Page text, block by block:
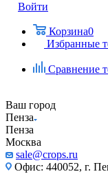
Войти
Корзина0
Избранные
Сравнение
Ваш город
Пенза
Пенза
Москва
sale@crops.ru
Офис: 440052, г.